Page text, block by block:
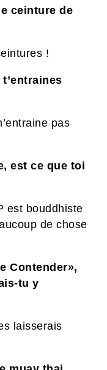
ceinture de
!
pas
est ce que toi
est bouddhiste
de chose
Contender»,
tu y
laisserais